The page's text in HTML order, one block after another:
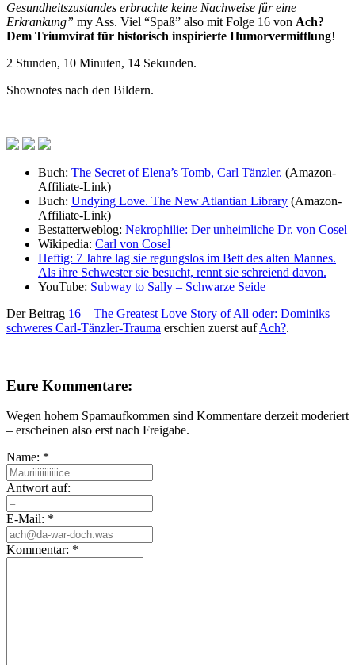
Gesundheitszustandes erbrachte keine Nachweise für eine
Erkrankung” my Ass. Viel “Spaß” also mit Folge 16 von Ach?
Dem Triumvirat für historisch inspirierte Humorvermittlung!
2 Stunden, 10 Minuten, 14 Sekunden.
Shownotes nach den Bildern.
Buch: The Secret of Elena’s Tomb, Carl Tänzler. (Amazon-
Affiliate-Link)
Buch: Undying Love. The New Atlantian Library (Amazon-
Affiliate-Link)
Bestatterweblog: Nekrophilie: Der unheimliche Dr. von Cosel
Wikipedia: Carl von Cosel
Heftig: 7 Jahre lag sie regungslos im Bett des alten Mannes.
Als ihre Schwester sie besucht, rennt sie schreiend davon.
YouTube: Subway to Sally – Schwarze Seide
Der Beitrag 16 – The Greatest Love Story of All oder: Dominiks
schweres Carl-Tänzler-Trauma erschien zuerst aufAch?.
Eure Kommentare:
Wegen hohem Spamaufkommen sind Kommentare derzeit moderiert
– erscheinen also erst nach Freigabe.
Name: *
Antwort auf:
E-Mail: *
Kommentar: *